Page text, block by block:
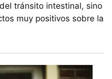
tránsito intestinal, sino
muy positivos sobre la